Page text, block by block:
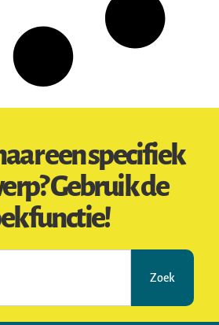
een specifiek
Gebruik de
Zoek